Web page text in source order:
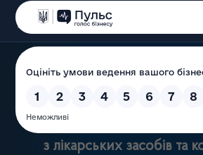
Державна служба
з лікарських засобів та